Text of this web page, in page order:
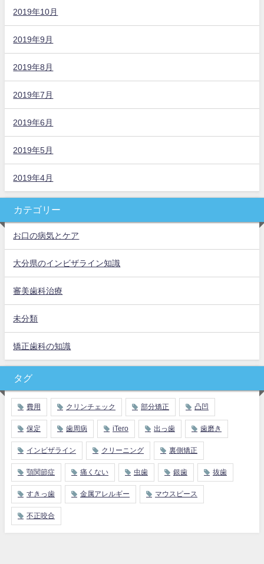
2019年10月
2019年9月
2019年8月
2019年7月
2019年6月
2019年5月
2019年4月
カテゴリー
お口の病気とケア
大分県のインビザライン知識
審美歯科治療
未分類
矯正歯科の知識
タグ
費用 クリンチェック 部分矯正 凸凹
保定 歯周病 iTero 出っ歯 歯磨き
インビザライン クリーニング 裏側矯正
顎関節症 痛くない 虫歯 銀歯 抜歯
すきっ歯 金属アレルギー マウスピース
不正咬合